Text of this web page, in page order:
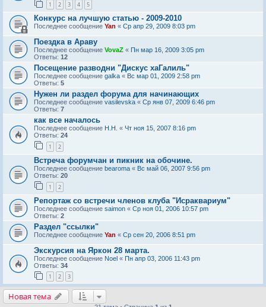
1 2 3 4 5
Конкурс на лучшую статью - 2009-2010
Последнее сообщение Yan « Ср апр 29, 2009 8:03 pm
Поездка в Араву
Последнее сообщение VovaZ « Пн мар 16, 2009 3:05 pm
Ответы: 12
Посещение разводни "Дискус хаГалиль"
Последнее сообщение galka « Вс мар 01, 2009 2:58 pm
Ответы: 5
Нужен ли раздел форума для начинающих
Последнее сообщение vasilevska « Ср янв 07, 2009 6:46 pm
Ответы: 7
как все началось
Последнее сообщение Н.Н. « Чт ноя 15, 2007 8:16 pm
Ответы: 24
1 2
Встреча форумчан и пикник на обочине.
Последнее сообщение bearoma « Вс май 06, 2007 9:56 pm
Ответы: 20
1 2
Репортаж со встречи членов клуба "Исраквариум"
Последнее сообщение saimon « Ср ноя 01, 2006 10:57 pm
Ответы: 2
Раздел "ссылки"
Последнее сообщение Yan « Ср сен 20, 2006 8:51 pm
Экскурсия на Яркон 28 марта.
Последнее сообщение Noel « Пн апр 03, 2006 11:43 pm
Ответы: 34
1 2 3
Новая тема